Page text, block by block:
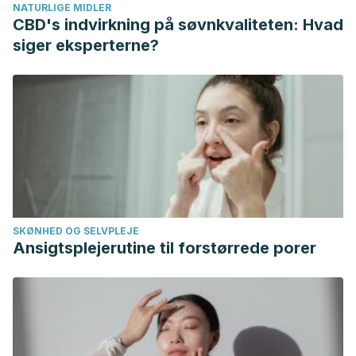
American Heart Association
https://doi.org/10.1161/JAHA.117.008391
Cherubini, A., Vigna, G. B., Zuliani, G., Ruggiero, C., Senin,
U., & Fellin, R. (2005). Role of antioxidants in
atherosclerosis: epidemiological and clinical
Current pharmaceutical design,11
(16), 2017–2032.
https://doi.org/10.2174/1381612054065783
Guasch-Ferré, M., Liu, G., Li, Y., Sampson, L., Manson, J. E.,
Salas-Salvadó, J., Martínez-González, M. A., Stampfer, M.
J., Willett, W. C., Sun, Q., & Hu, F. B. (2020). Olive Oil
Consumption and Cardiovascular Risk in U.S. Adults.
of the American College of Cardiology
(15), 1729–1739.
https://doi.org/10.1016/j.jacc.2020.02.036
Marion, B. R. (2004). Oat may keep arteries out of sticky
Agricultural Research.Disponible en
https://agresearchmag.ars.usda.gov/ar/archive/2004/jun/
NATURLIGE MIDLER
CBD's indvirkning på søvnkvaliteten: Hvad
siger eksperterne?
SKØNHED OG SELVPLEJE
Ansigtsplejerutine til forstørrede porer